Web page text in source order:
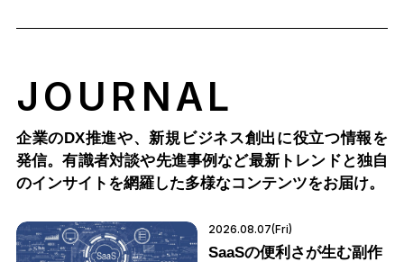
JOURNAL
企業のDX推進や、新規ビジネス創出に役立つ情報を
発信。有識者対談や先進事例など最新トレンドと独自
のインサイトを網羅した多様なコンテンツをお届け。
2026.08.07(Fri)
SaaSの便利さが生む副作